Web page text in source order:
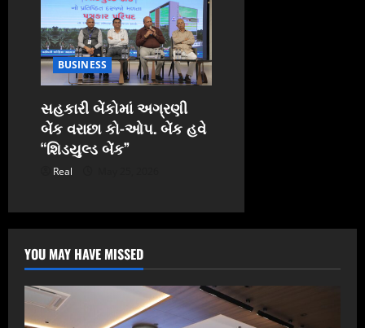
BUSINESS
સહકારી બેંકોમાં અગ્રણી
બેંક વરાછા કો-ઓપ. બેંક હવે
“શિડયુલ્ડ બેંક”
Real
YOU MAY HAVE MISSED